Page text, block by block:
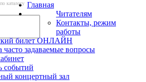
каталогу Главная
Читателям
Контакты, режим
работы
билет ОНЛАЙН
часто задаваемые вопросы
событий
концертный зал